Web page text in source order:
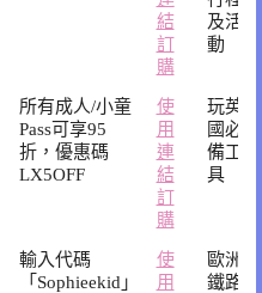
結
訂
購
及活
動
所有成人/小童
Pass可享95
折，優惠碼
LX5OFF
使
用
連
結
訂
購
玩英
國必
備工
具
輸入代碼
「Sophieekid」
使
用
歐洲
鐵路